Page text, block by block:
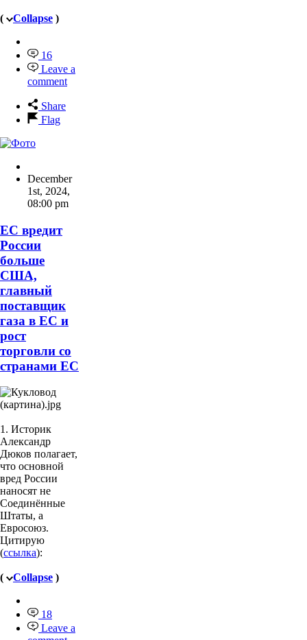
( Collapse )
16
Leave a
comment
Share
Flag
December
1st, 2024,
08:00 pm
ЕС вредит
России
больше
США,
главный
поставщик
газа в ЕС и
рост
торговли со
странами ЕС
1. Историк
Александр
Дюков полагает,
что основной
вред России
наносят не
Соединённые
Штаты, а
Евросоюз.
Цитирую
(ссылка):
( Collapse )
18
Leave a